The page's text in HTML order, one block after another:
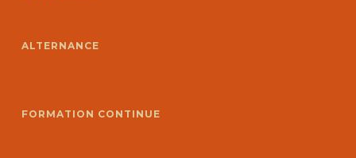
ALTERNANCE
FORMATION CONTINUE